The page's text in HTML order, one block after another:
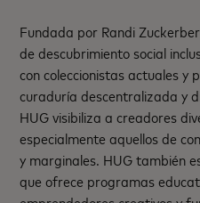
Fundada por Randi
de descubrimiento social
con coleccionistas actuales y
curaduría descentralizada y
HUG visibiliza a creadores
especialmente aquellos de
y marginales. HUG también
que ofrece programas